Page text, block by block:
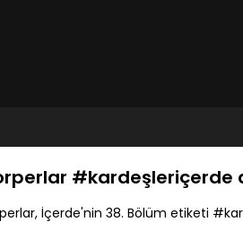
#kardeşleriçerde
İçerde'nin 38. Bölüm etiketi